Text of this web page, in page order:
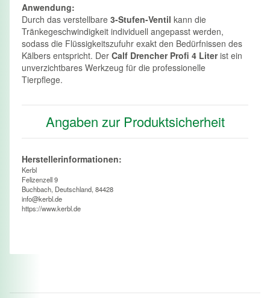
Anwendung:
Durch das verstellbare 3-Stufen-Ventil kann die
Tränkegeschwindigkeit individuell angepasst werden,
sodass die Flüssigkeitszufuhr exakt den Bedürfnissen des
Kälbers entspricht. Der Calf Drencher Profi 4 Literist ein
unverzichtbares Werkzeug für die professionelle
Tierpflege.
Angaben zur Produktsicherheit
Herstellerinformationen:
Kerbl
Felizenzell 9
Buchbach, Deutschland, 84428
info@kerbl.de
https://www.kerbl.de